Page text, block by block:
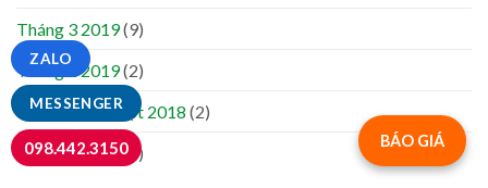
Tháng 3 2019(9)
Tháng 2 2019(2)
Tháng mười một 2018 (2)
Tháng 7 2018(2)
BÁO GIÁ
MESSENGER
ZALO
098.442.3150